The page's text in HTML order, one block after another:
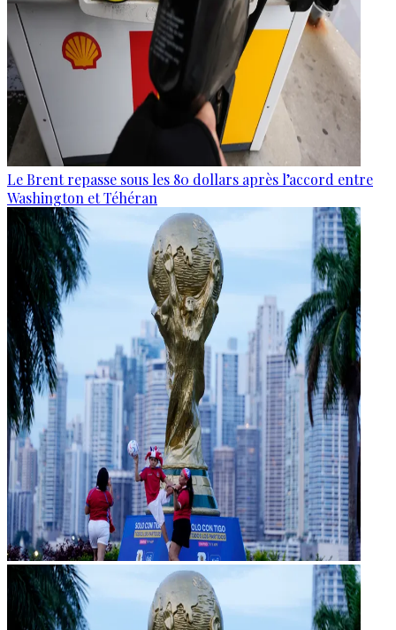
Le Brent repasse sous les 80 dollars après l’accord entre
Washington et Téhéran